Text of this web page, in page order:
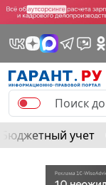
Бюджетный учет